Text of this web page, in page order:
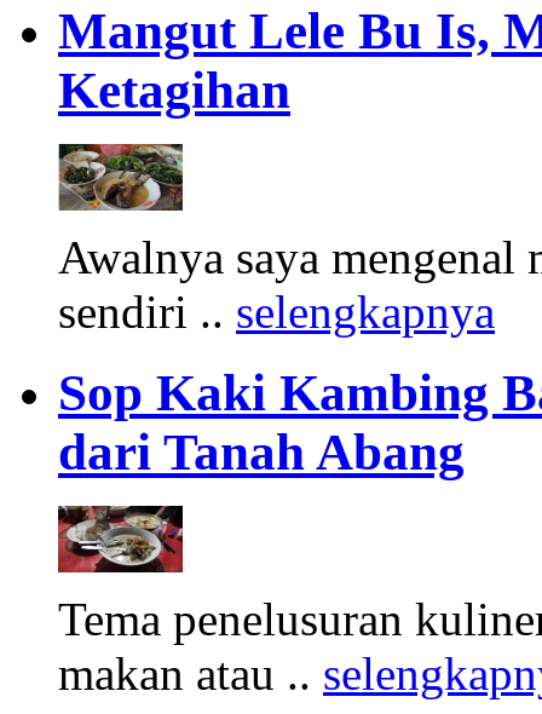
Mangut Lele Bu Is,
Ketagihan
Awalnya saya mengenal
sendiri .. selengkapnya
Sop Kaki Kambing
dari Tanah Abang
Tema penelusuran
makan atau ..